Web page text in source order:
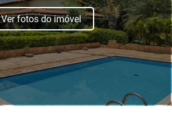
Ver fotos do imóvel